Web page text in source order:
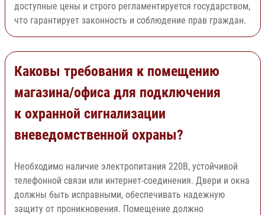
доступные цены и строго регламентируется государством,
что гарантирует законность и соблюдение прав граждан.
Каковы требования к помещению
магазина/офиса для подключения
к охранной сигнализации
вневедомственной охраны?
Необходимо наличие электропитания 220В, устойчивой
телефонной связи или интернет-соединения. Двери и окна
должны быть исправными, обеспечивать надежную
защиту от проникновения. Помещение должно